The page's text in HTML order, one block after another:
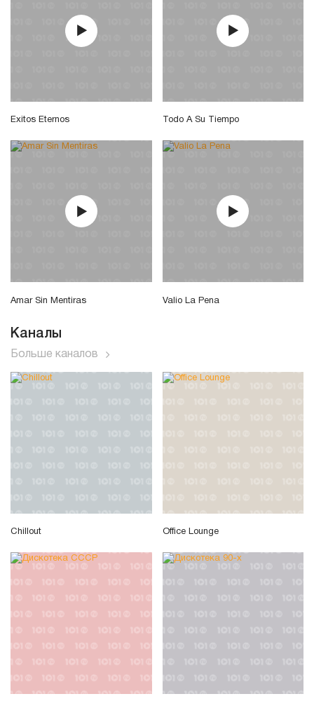
Exitos Eternos Todo A Su Tiempo
Amar Sin Mentiras Valio La Pena
Каналы
Больше каналов
Chillout Office Lounge